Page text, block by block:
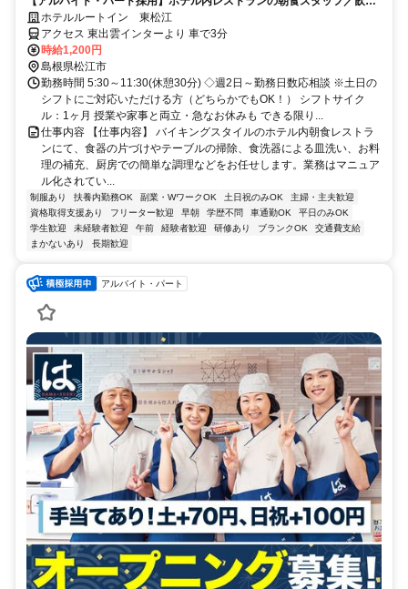
未経験歓迎！主婦(夫)さん活躍中
ホテルルートイン 東松江
アクセス 東出雲インターより 車で3分
時給1,200円
島根県松江市
勤務時間 5:30～11:30(休憩30分) ◇週2日～勤務日数応相談 ※土日の
シフトにご対応いただける方（どちらかでもOK！） シフトサイク
ル：1ヶ月 授業や家事と両立・急なお休みも できる限り...
仕事内容 【仕事内容】 バイキングスタイルのホテル内朝食レストラ
ンにて、食器の片づけやテーブルの掃除、食洗器による皿洗い、お料
理の補充、厨房での簡単な調理などをお任せします。業務はマニュア
ル化されてい...
制服あり 扶養内勤務OK 副業・WワークOK 土日祝のみOK
主婦・主夫歓迎
資格取得支援あり
フリーター歓迎 早朝 学歴不問 車通勤OK
平日のみOK
学生歓迎
未経験者歓迎 午前 経験者歓迎 研修あり ブランクOK
交通費支給
まかないあり
長期歓迎
アルバイト・パート